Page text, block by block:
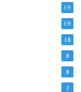
19
19
18
8
8
7